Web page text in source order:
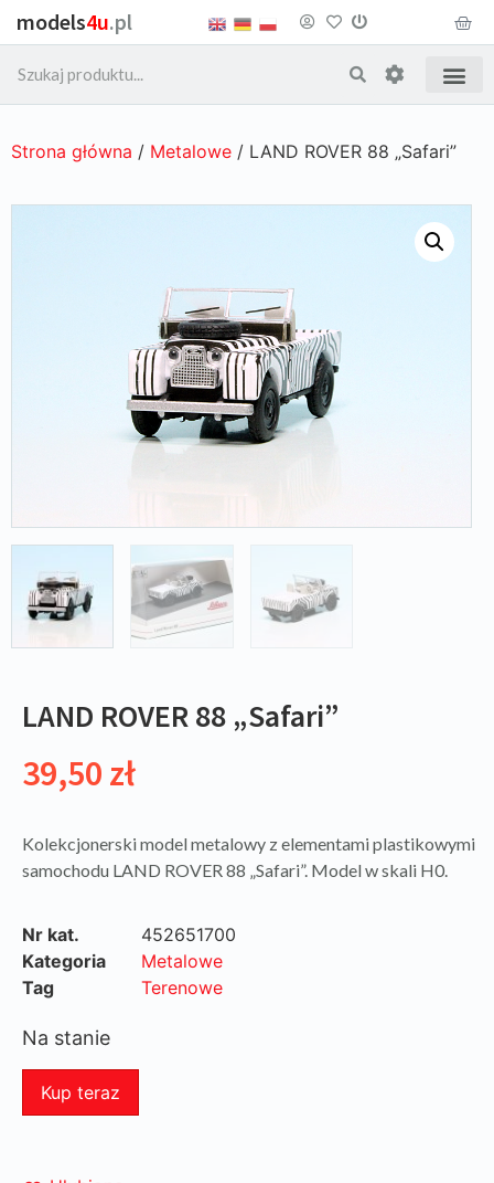
models4u.pl
Strona główna / Metalowe / LAND ROVER 88 „Safari”
LAND ROVER 88 „Safari”
39,50 zł
Kolekcjonerski model metalowy z elementami plastikowymi
samochodu LAND ROVER 88 „Safari”. Model w skali H0.
Nr kat.
452651700
Kategoria
Metalowe
Tag
Terenowe
Na stanie
Kup teraz